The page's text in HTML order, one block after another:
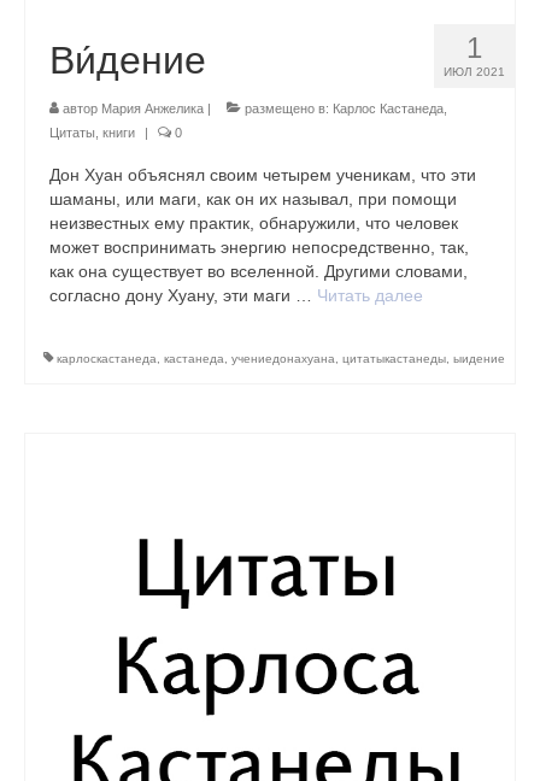
1
ИЮЛ 2021
Ви́дение
автор Мария Анжелика | размещено в: Карлос Кастанеда
Цитаты, книги
| 0
Дон Хуан объяснял своим четырем ученикам, что эти
шаманы, или маги, как он их называл, при помощи
неизвестных ему практик, обнаружили, что человек
может воспринимать энергию непосредственно, так,
как она существует во вселенной. Другими словами,
согласно дону Хуану, эти маги … Читать далее
карлоскастанеда кастанеда учениедонахуана цитатыкастанеды ыидение